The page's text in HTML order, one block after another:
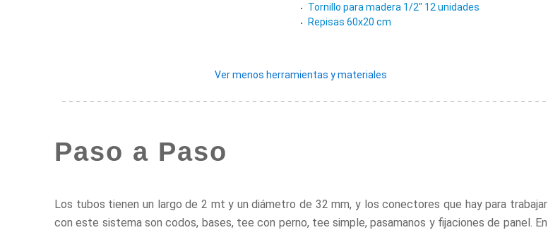
Tornillo para madera 1/2" 12 unidades
Repisas 60x20 cm
Ver menos herramientas y materiales
Paso a Paso
Los tubos tienen un largo de 2 mt y un diámetro de 32 mm, y los conectores que hay para trabajar
con este sistema son codos, bases, tee con perno, tee simple, pasamanos y fijaciones de panel. En